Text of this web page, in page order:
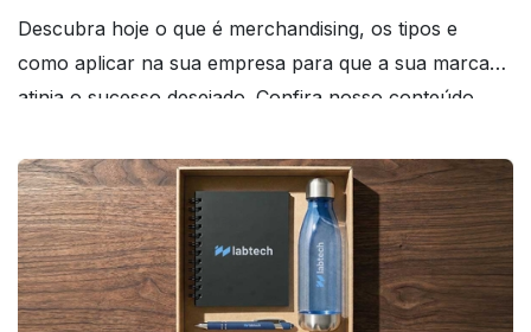
Descubra hoje o que é merchandising, os tipos e
como aplicar na sua empresa para que a sua marca
atinja o sucesso desejado. Confira nosso conteúdo